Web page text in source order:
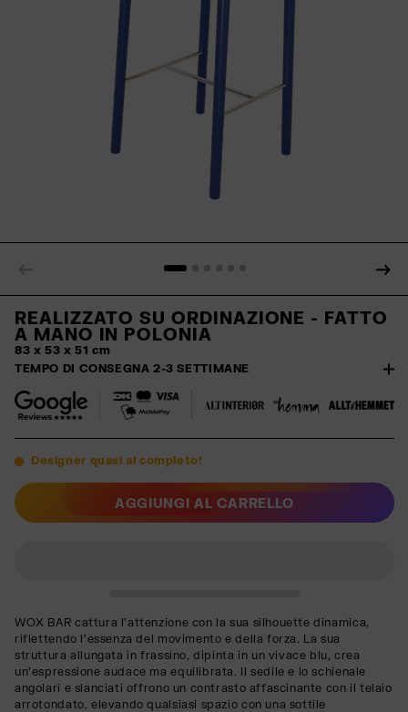
REALIZZATO SU ORDINAZIONE - FATTO
A MANO IN POLONIA
83 x 53 x 51 cm
TEMPO DI CONSEGNA 2-3 SETTIMANE
Designer quasi al completo!
AGGIUNGI AL CARRELLO
WOX BAR cattura l'attenzione con la sua silhouette dinamica,
riflettendo l'essenza del movimento e della forza. La sua
struttura allungata in frassino, dipinta in un vivace blu, crea
un'espressione audace ma equilibrata. Il sedile e lo schienale
angolari e slanciati offrono un contrasto affascinante con il telaio
arrotondato, elevando qualsiasi spazio con una sottile